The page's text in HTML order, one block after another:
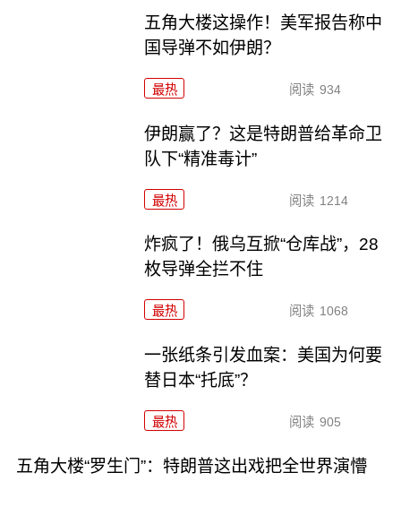
五角大楼这操作！美军报告称中
国导弹不如伊朗？
最热 阅读 934
伊朗赢了？这是特朗普给革命卫
队下“精准毒计”
最热 阅读 1214
炸疯了！俄乌互掀“仓库战”，28
枚导弹全拦不住
最热 阅读 1068
一张纸条引发血案：美国为何要
替日本“托底”？
最热 阅读 905
五角大楼“罗生门”：特朗普这出戏把全世界演懵